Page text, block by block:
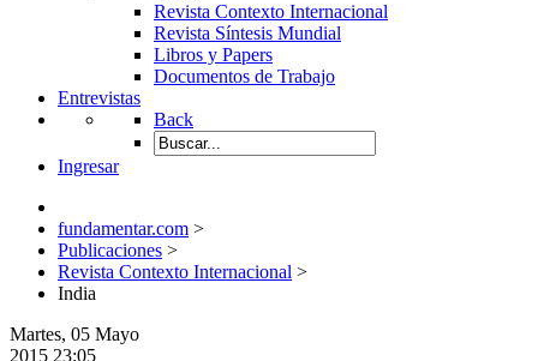
Revista Contexto Internacional
Revista Síntesis Mundial
Libros y Papers
Documentos de Trabajo
Entrevistas
Back
Ingresar
fundamentar.com >
Publicaciones >
Revista Contexto Internacional >
India
Martes, 05 Mayo
2015 23:05